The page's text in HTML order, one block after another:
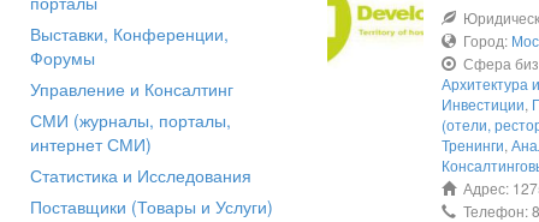
Выставки, Конференции,
Форумы
Управление и Консалтинг
СМИ (журналы, порталы,
интернет СМИ)
Статистика и Исследования
Поставщики (Товары и Услуги)
Город:
Сфера
Архитектура
Инвестиции,
(отели,
Тренинги,
Адрес:
Телефон: 8